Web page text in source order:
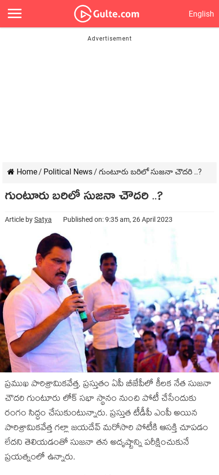
English
Home/ Political News/ గుంటూరు బరిలో సుజనా చౌదరి ..?
గుంటూరు బరిలో సుజనా చౌదరి ..?
Article bySatya Published on: 9:35 am, 26 April 2023
ప్రముఖ పారిశ్రామికవేత్త, ప్రస్తుతం ఏపీ బీజేపీలో కీలక నేత సుజనా
చౌదరి గుంటూరు లోక్ సభా స్థానం నుంచి పోటీ చేసేందుకు
రంగం సిద్ధం చేసుకుంటున్నారు. ప్రస్తుత టీడీపీ ఎంపీ అయిన
పారిశ్రామికవేత్త గల్లా జయదేవ్ మరోసారి పోటీకి ఆసక్తి చూపడం
లేదని తెలియడంతో సుజనా తన అదృష్టాన్ని పరీక్షించుకునే
ప్రయత్నంలో ఉన్నారు.